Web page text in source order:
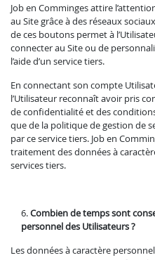
Job en Comminges attire
au Site grâce à des réseaux
de ces boutons permet à
connecter au Site ou de
l’aide d’un service tiers.
En connectant son compte
l’Utilisateur reconnaît avoir pris
de confidentialité et des
que de la politique de gestion de
par ce service tiers. Job en
traitement des données à
services tiers.
Combien de temps sont
personnel des Utilisateurs ?
Les données à caractère